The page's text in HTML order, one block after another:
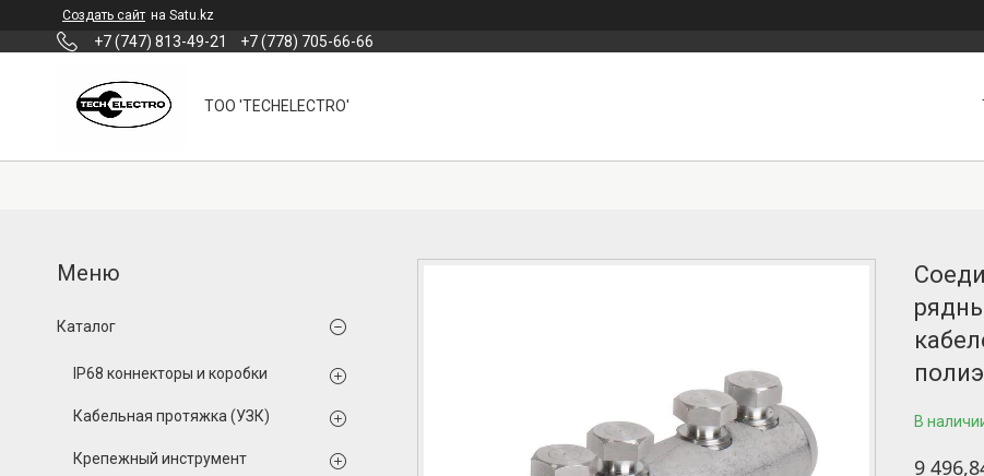
Создать сайт на Satu.kz
+7 (747) 813-49-21 +7 (778) 705-66-66
ТОО 'TECHELECTRO'
В
9
Каталог
IP68 коннекторы и коробки
Кабельная протяжка (УЗК)
Крепежный инструмент